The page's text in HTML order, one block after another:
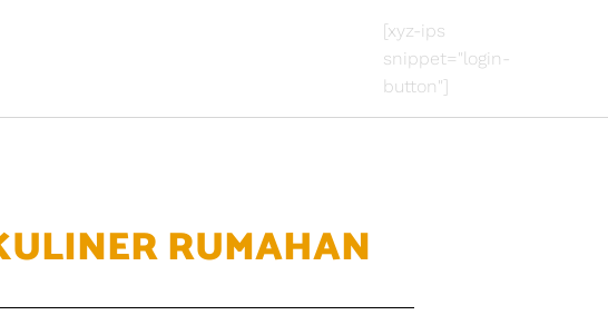
[xyz-ips
snippet="login-
button"]
RUMAHAN